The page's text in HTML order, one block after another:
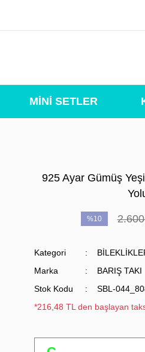
MİNİ SETLER
925 Ayar Gümüş
%10
Kategori
Marka
BARIŞ TAKI
Stok Kodu
SBL-
*216,48 TL den başlayan